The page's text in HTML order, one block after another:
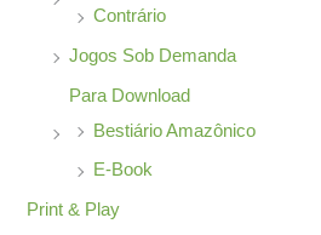
Contrário
Jogos Sob Demanda
Para Download
Bestiário Amazônico
E-Book
Print & Play